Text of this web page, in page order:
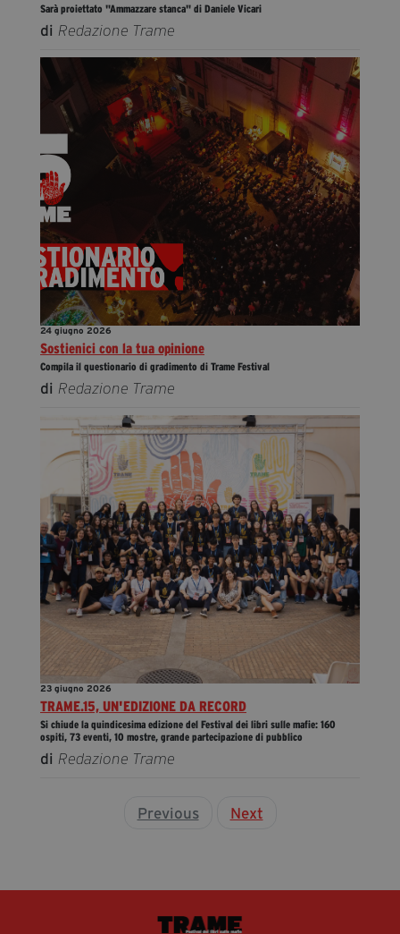
Sarà proiettato "Ammazzare stanca" di Daniele Vicari
di Redazione Trame
24 giugno 2026
Sostienici con la tua opinione
Compila il questionario di gradimento di Trame Festival
di Redazione Trame
23 giugno 2026
TRAME.15, UN'EDIZIONE DA RECORD
Si chiude la quindicesima edizione del Festival dei libri sulle mafie: 160
ospiti, 73 eventi, 10 mostre, grande partecipazione di pubblico
di Redazione Trame
Previous Next